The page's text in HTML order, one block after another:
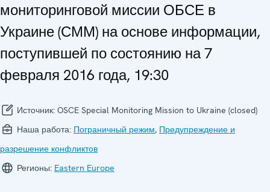
мониторинговой миссии ОБСЕ в
Украине (СММ) на основе информации,
поступившей по состоянию на 7
февраля 2016 года, 19:30
Источник: OSCE Special Monitoring Mission to Ukraine (closed)
Наша работа: Пограничный режим, Предупреждение и
разрешение конфликтов
Регионы: Eastern Europe